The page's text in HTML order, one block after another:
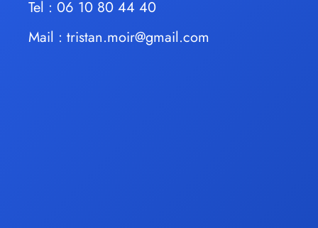
Tel : 06 10 80 44 40
Mail : tristan.moir@gmail.com